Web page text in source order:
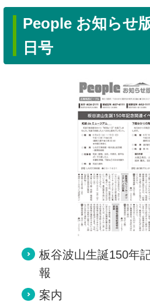
People お知らせ
日号
板谷波山生誕150年
報
案内